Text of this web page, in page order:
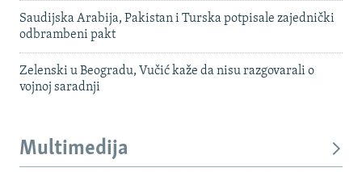
Saudijska Arabija, Pakistan i Turska potpisale zajednički
odbrambeni pakt
Zelenski u Beogradu, Vučić kaže da nisu razgovarali o
vojnoj saradnji
Multimedija